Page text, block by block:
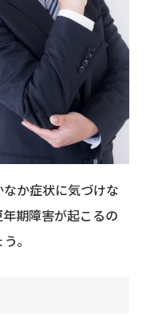
か症状に気づけな
期障害が起こるの
。